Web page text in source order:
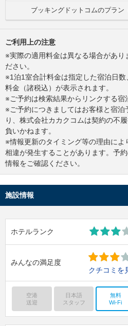
ブッキングドットコムのプラン
ご利用上の注意
※実際の適用料金は異なる場合があり
ださい。
※1泊1室合計料金は指定した宿泊日
料金（諸税込）が表示されます。
※ご予約は検索結果からリンクする宿
※ご予約につきましてはお客様と宿
り、株式会社カカクコムは契約の不
負いかねます。
※情報更新のタイミング等の理由によ
相違が発生することがあります。予
情報をご確認ください。
施設情報
ホテルランク
みんなの満足度
クチコミを
空港
送迎
日本語
スタッフ
無料
Wi-Fi